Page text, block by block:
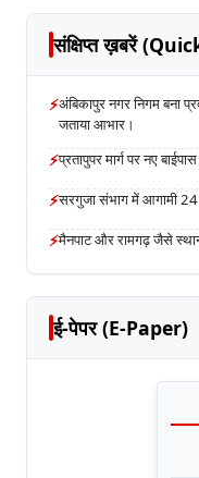
संक्षिप्त ख़बरें
⚡अंबिकापुर नगर निगम बना
जताया आभार।
⚡प्रतापुपर मार्ग पर नए
⚡सरगुजा संभाग में आगामी 24
⚡मैनपाट और रामगढ़ जैसे
ई-पेपर (E-Paper)